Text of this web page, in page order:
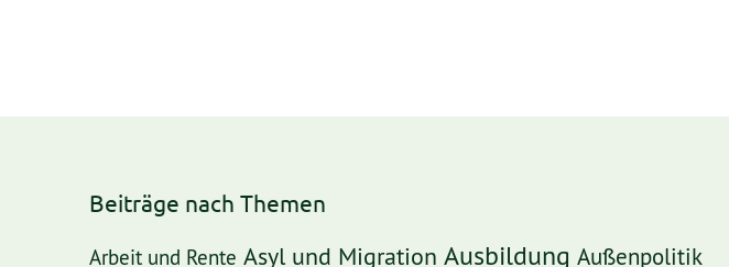
Beiträge nach Themen
Arbeit und Rente Asyl und Migration Ausbildung Außenpolitik